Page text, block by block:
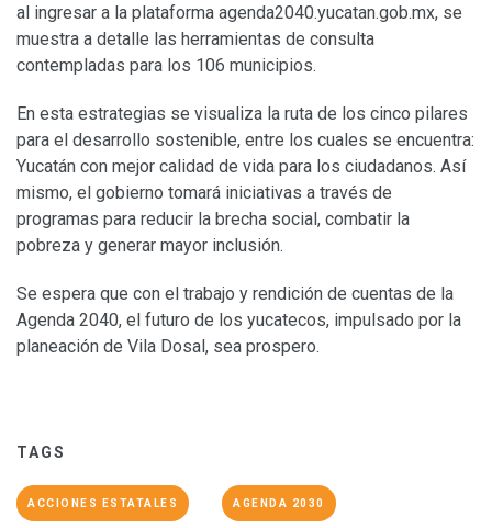
al ingresar a la plataforma agenda2040.yucatan.gob.mx, se
muestra a detalle las herramientas de consulta
contempladas para los 106 municipios.
En esta estrategias se visualiza la ruta de los cinco pilares
para el desarrollo sostenible, entre los cuales se encuentra:
Yucatán con mejor calidad de vida para los ciudadanos. Así
mismo, el gobierno tomará iniciativas a través de
programas para reducir la brecha social, combatir la
pobreza y generar mayor inclusión.
Se espera que con el trabajo y rendición de cuentas de la
Agenda 2040, el futuro de los yucatecos, impulsado por la
planeación de Vila Dosal, sea prospero.
TAGS
ACCIONES ESTATALES AGENDA 2030